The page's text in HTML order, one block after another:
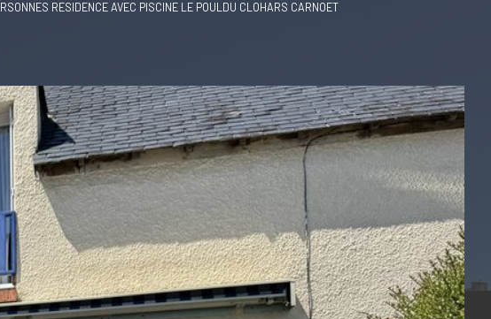
RESIDENCE AVEC PISCINE LE POULDU CLOHARS CARNOET